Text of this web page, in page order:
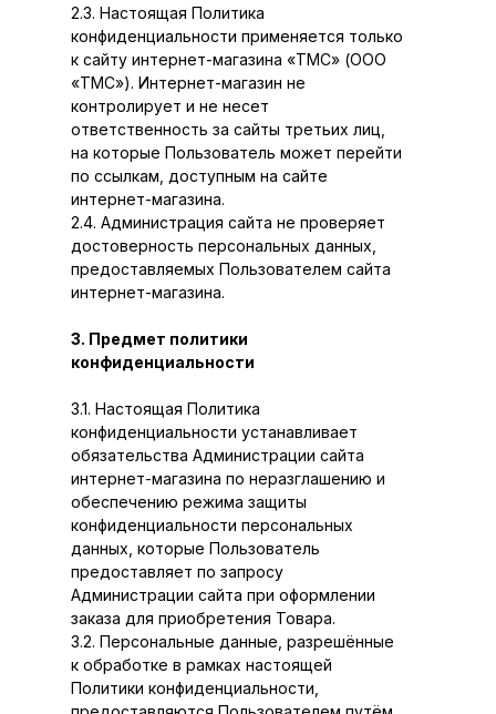
2.3. Настоящая Политика
конфиденциальности применяется только
к сайту интернет-магазина «ТМС» (ООО
«ТМС»). Интернет-магазин не
контролирует и не несет
ответственность за сайты третьих лиц,
на которые Пользователь может перейти
по ссылкам, доступным на сайте
интернет-магазина.
2.4. Администрация сайта не проверяет
достоверность персональных данных,
предоставляемых Пользователем сайта
интернет-магазина.
3. Предмет политики
конфиденциальности
3.1. Настоящая Политика
конфиденциальности устанавливает
обязательства Администрации сайта
интернет-магазина по неразглашению и
обеспечению режима защиты
конфиденциальности персональных
данных, которые Пользователь
предоставляет по запросу
Администрации сайта при оформлении
заказа для приобретения Товара.
3.2. Персональные данные, разрешённые
к обработке в рамках настоящей
Политики конфиденциальности,